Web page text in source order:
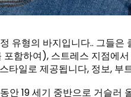
유형의 바지입니다.. 그들
함하여), 스트레스 지점에
일로 제공됩니다, 정보, 부
안 19 세기 중반으로 거슬러